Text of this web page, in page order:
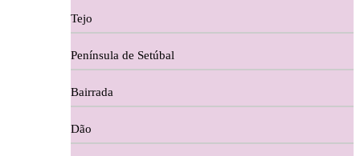
Caves de São João - Bairrada
Charcutaria
Copos e Decanter
Cortes De Reguengo Douro
Tejo
Península de Setúbal
Bairrada
Dão